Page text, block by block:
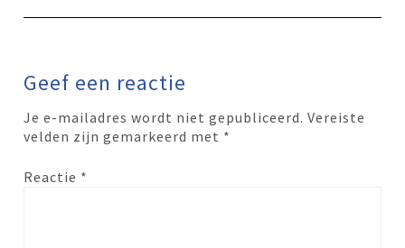
Geef een reactie
Je e-mailadres wordt niet gepubliceerd. Vereiste
velden zijn gemarkeerd met *
Reactie *